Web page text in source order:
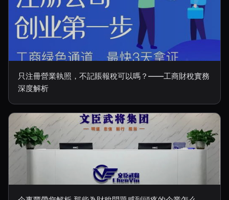
只注冊營業執照，不記賬報稅可以嗎？——工商財稅實務
深度解析